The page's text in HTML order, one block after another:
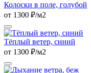
Колоски в поле, голубой
от 1300 ₽/м2
Тёплый ветер, синий
от 1300 ₽/м2